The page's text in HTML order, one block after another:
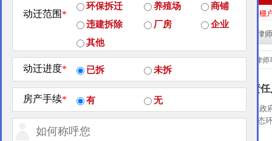
房屋拆迁补偿 企业拆迁补偿 厂房拆迁补偿 棚
拆迁律师
热点专题 当前位置： 北京创为律师
[热点专题]
河南严查干部违纪！210名责
惩！
为积极响应中央督察组的反馈和要求，河南省委、省
委监委的主要负责人亲自挂帅，专门负责处理中央生态
动迁范围 *
环保拆迁
养殖场
商铺
违建拆除
厂房
企业
其他
动迁进度* 已拆 未拆
房产手续* 有 无